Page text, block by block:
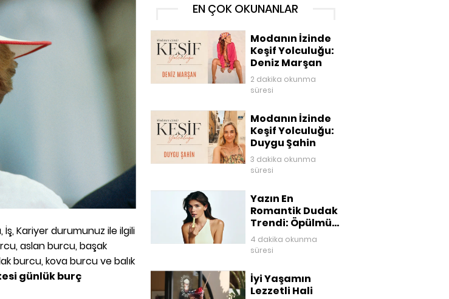
Kariyer durumunuz ile ilgili
aslan burcu, başak
burcu, kova burcu ve balık
günlük burç
EN ÇOK OKUNANLAR
Modanın İzinde
Keşif Yolculuğu:
Deniz Marşan
2 dakika okunma
süresi
Modanın İzinde
Keşif Yolculuğu:
Duygu Şahin
3 dakika okunma
süresi
Yazın En
Romantik Dudak
Trendi: Öpülmüş
Dudaklar
4 dakika okunma
süresi
İyi Yaşamın
Lezzetli Hali